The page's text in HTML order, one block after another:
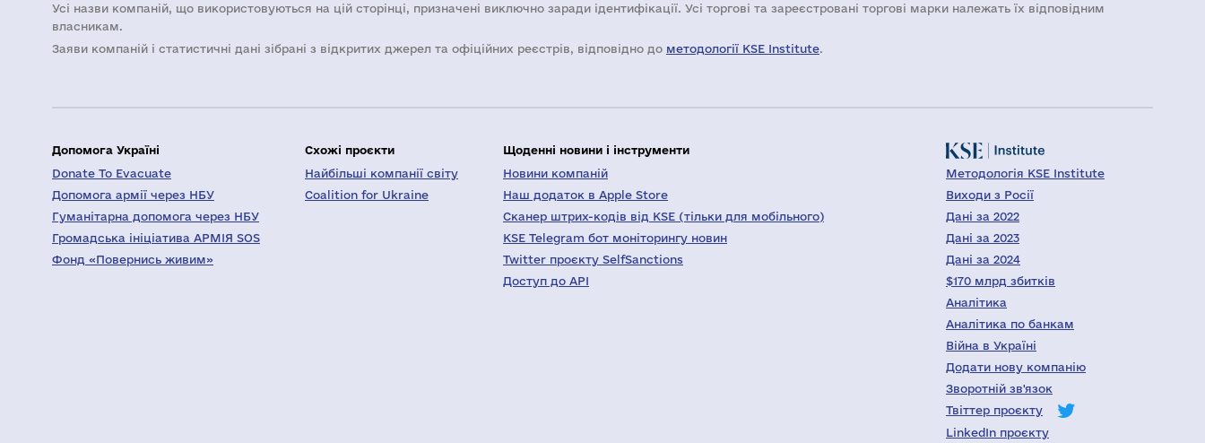
Усі назви компаній, що використовуються на цій сторінці, призначені виключно заради ідентифікації. Усі торгові та зареєстровані торгові марки належать їх відповідним
власникам.
Заяви компаній i статистичні дані зібрані з відкритих джерел та офіційних реєстрів, відповідно до методології KSE Institute.
Допомога Україні
Donate To Evacuate
Допомога армії через НБУ
Гуманітарна допомога через НБУ
Громадська ініціатива АРМІЯ SOS
Фонд «Повернись живим»
Схожі проєкти
Найбільші компанії світу
Coalition for Ukraine
Щоденні новини і інструменти
Новини компаній
Наш додаток в Apple Store
Сканер штрих-кодів від KSE (тільки для мобільного)
KSE Telegram бот моніторингу новин
Twitter проєкту SelfSanctions
Доступ до API
Методологія KSE Institute
Виходи з Росії
Дані за 2022
Дані за 2023
Дані за 2024
$170 млрд збитків
Аналітика
Аналітика по банкам
Війна в Україні
Додати нову компанію
Зворотній зв'язок
Твіттер проєкту
LinkedIn проєкту